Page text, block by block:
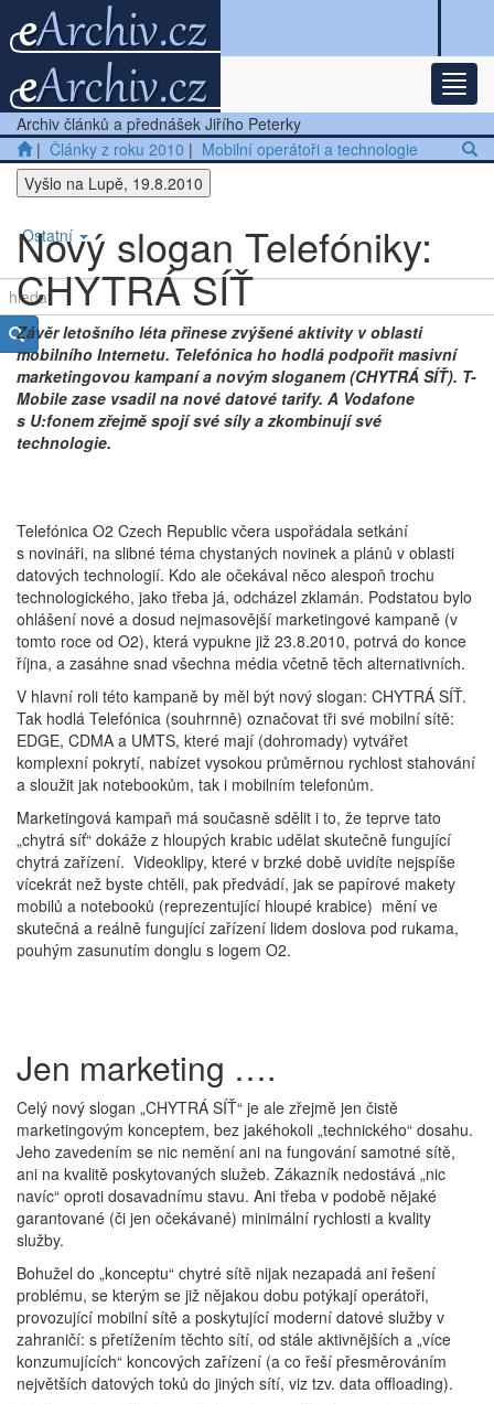
Nejnovější články
Další články
Přednášky
Ostatní
Archiv článků a přednášek Jiřího Peterky
| Články z roku 2010 | Mobilní operátoři a technologie
Vyšlo na Lupě, 19.8.2010
Nový slogan Telefóniky:
CHYTRÁ SÍŤ
Závěr letošního léta přinese zvýšené aktivity v oblasti
mobilního Internetu. Telefónica ho hodlá podpořit masivní
marketingovou kampaní a novým sloganem (CHYTRÁ SÍŤ). T-
Mobile zase vsadil na nové datové tarify. A Vodafone
s U:fonem zřejmě spojí své síly a zkombinují své
technologie.
Telefónica O2 Czech Republic včera uspořádala setkání
s novináři, na slibné téma chystaných novinek a plánů v oblasti
datových technologií. Kdo ale očekával něco alespoň trochu
technologického, jako třeba já, odcházel zklamán. Podstatou bylo
ohlášení nové a dosud nejmasovější marketingové kampaně (v
tomto roce od O2), která vypukne již 23.8.2010, potrvá do konce
října, a zasáhne snad všechna média včetně těch alternativních.
V hlavní roli této kampaně by měl být nový slogan: CHYTRÁ SÍŤ.
Tak hodlá Telefónica (souhrnně) označovat tři své mobilní sítě:
EDGE, CDMA a UMTS, které mají (dohromady) vytvářet
komplexní pokrytí, nabízet vysokou průměrnou rychlost stahování
a sloužit jak notebookům, tak i mobilním telefonům.
Marketingová kampaň má současně sdělit i to, že teprve tato
„chytrá síť“ dokáže z hloupých krabic udělat skutečně fungující
chytrá zařízení. Videoklipy, které v brzké době uvidíte nejspíše
vícekrát než byste chtěli, pak předvádí, jak se papírové makety
mobilů a notebooků (reprezentující hloupé krabice) mění ve
skutečná a reálně fungující zařízení lidem doslova pod rukama,
pouhým zasunutím donglu s logem O2.
Jen marketing ….
Celý nový slogan „CHYTRÁ SÍŤ“ je ale zřejmě jen čistě
marketingovým konceptem, bez jakéhokoli „technického“ dosahu.
Jeho zavedením se nic nemění ani na fungování samotné sítě,
ani na kvalitě poskytovaných služeb. Zákazník nedostává „nic
navíc“ oproti dosavadnímu stavu. Ani třeba v podobě nějaké
garantované (či jen očekávané) minimální rychlosti a kvality
služby.
Bohužel do „konceptu“ chytré sítě nijak nezapadá ani řešení
problému, se kterým se již nějakou dobu potýkají operátoři,
provozující mobilní sítě a poskytující moderní datové služby v
zahraničí: s přetížením těchto sítí, od stále aktivnějších a „více
konzumujících“ koncových zařízení (a co řeší přesměrováním
největších datových toků do jiných sítí, viz tzv. data offloading).